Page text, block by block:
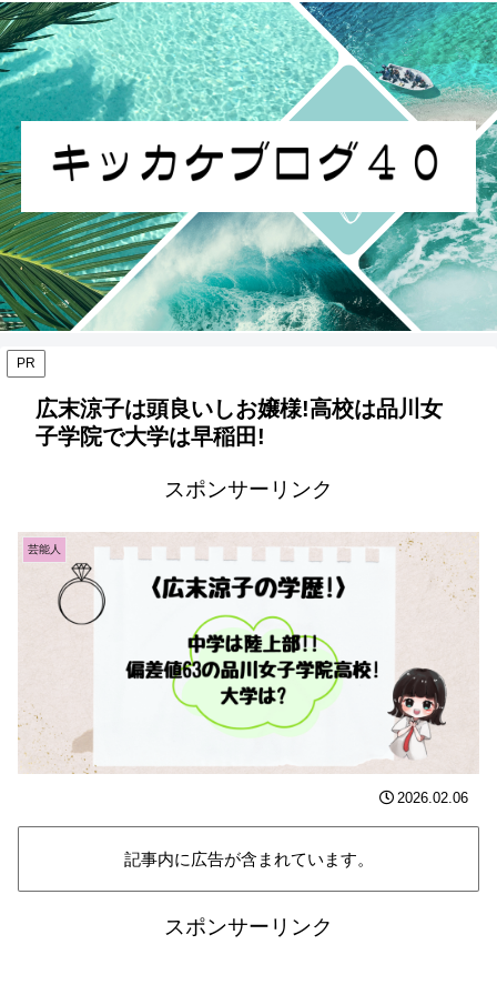
PR
広末涼子は頭良いしお嬢様!高校は品川女
子学院で大学は早稲田!
スポンサーリンク
芸能人
2026.02.06
記事内に広告が含まれています。
スポンサーリンク